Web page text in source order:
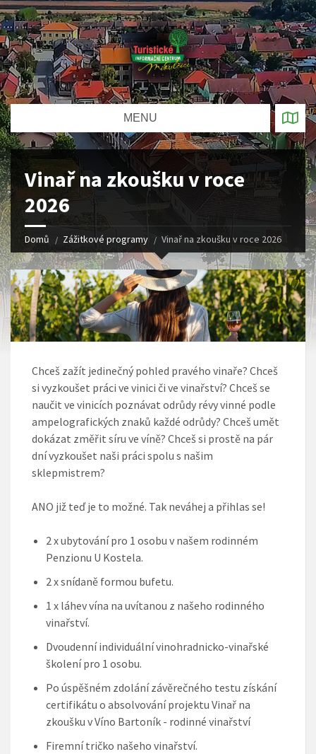
MENU
Vinař na zkoušku v roce
2026
Domů Zážitkové programy Vinař na zkoušku v roce 2026
Chceš zažít jedinečný pohled pravého vinaře? Chceš
si vyzkoušet práci ve vinici či ve vinařství? Chceš se
naučit ve vinicích poznávat odrůdy révy vinné podle
ampelografických znaků každé odrůdy? Chceš umět
dokázat změřit síru ve víně? Chceš si prostě na pár
dní vyzkoušet naši práci spolu s našim
sklepmistrem?
ANO již teď je to možné. Tak neváhej a přihlas se!
2 x ubytování pro 1 osobu v našem rodinném
Penzionu U Kostela.
2 x snídaně formou bufetu.
1 x láhev vína na uvítanou z našeho rodinného
vinařství.
Dvoudenní individuální vinohradnicko-vinařské
školení pro 1 osobu.
Po úspěšném zdolání závěrečného testu získání
certifikátu o absolvování projektu Vinař na
zkoušku v Víno Bartoník - rodinné vinařství
Firemní tričko našeho vinařství.